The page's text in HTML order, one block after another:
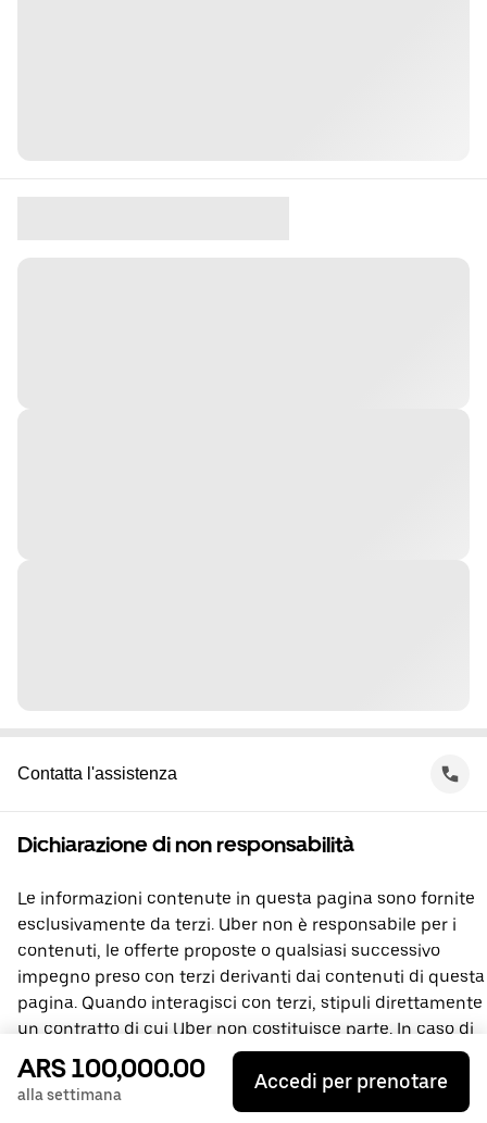
Contatta l'assistenza
Dichiarazione di non responsabilità
Le informazioni contenute in questa pagina sono fornite
esclusivamente da terzi. Uber non è responsabile per i
contenuti, le offerte proposte o qualsiasi successivo
impegno preso con terzi derivanti dai contenuti di questa
pagina. Quando interagisci con terzi, stipuli direttamente
un contratto di cui Uber non costituisce parte. In caso di
domande, contatta direttamente la terza parte
interessata.
ARS 100,000.00
alla settimana
Accedi per prenotare